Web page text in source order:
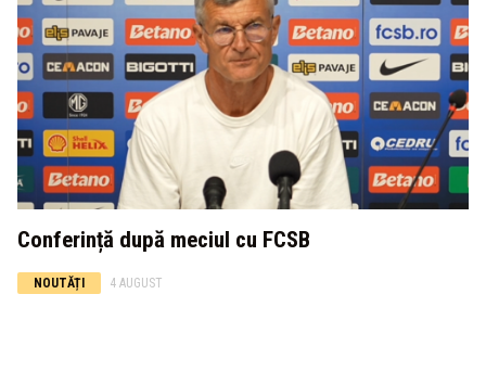
Conferință după meciul cu FCSB
NOUTĂȚI 4 AUGUST